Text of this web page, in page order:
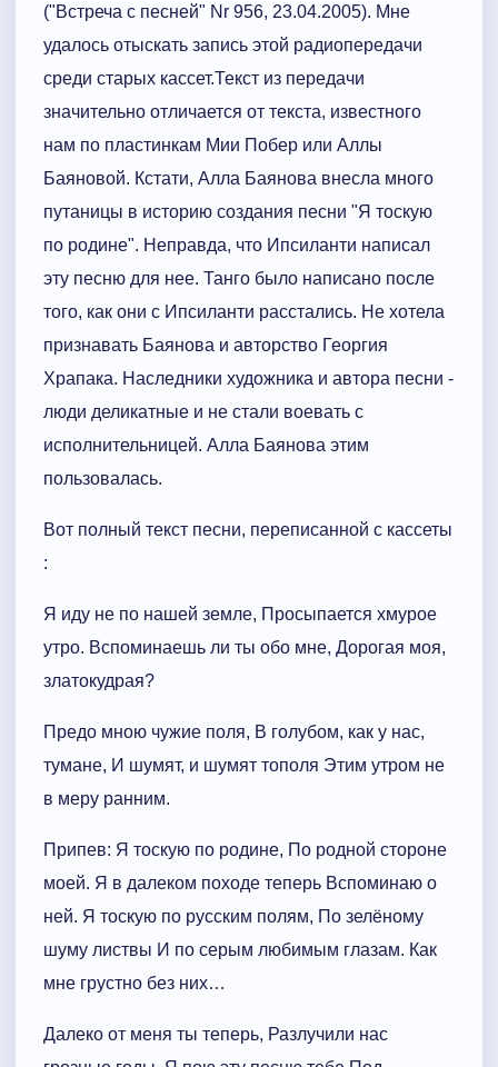
("Встреча с песней" Nr 956, 23.04.2005). Мне
удалось отыскать запись этой радиопередачи
среди старых кассет.Текст из передачи
значительно отличается от текста, известного
нам по пластинкам Мии Побер или Аллы
Баяновой. Кстати, Алла Баянова внесла много
путаницы в историю создания песни "Я тоскую
по родине". Неправда, что Ипсиланти написал
эту песню для нее. Танго было написано после
того, как они с Ипсиланти расстались. Не хотела
признавать Баянова и авторство Георгия
Храпака. Наследники художника и автора песни -
люди деликатные и не стали воевать с
исполнительницей. Алла Баянова этим
пользовалась.
Вот полный текст песни, переписанной с кассеты
:
Я иду не по нашей земле, Просыпается хмурое
утро. Вспоминаешь ли ты обо мне, Дорогая моя,
златокудрая?
Предо мною чужие поля, В голубом, как у нас,
тумане, И шумят, и шумят тополя Этим утром не
в меру ранним.
Припев: Я тоскую по родине, По родной стороне
моей. Я в далеком походе теперь Вспоминаю о
ней. Я тоскую по русским полям, По зелёному
шуму листвы И по серым любимым глазам. Как
мне грустно без них…
Далеко от меня ты теперь, Разлучили нас